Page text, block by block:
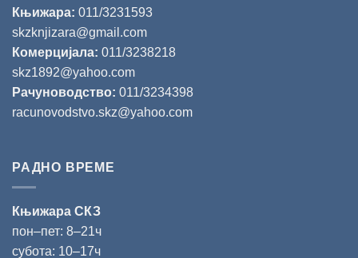
Књижара: 011/3231593
skzknjizara@gmail.com
Комерцијала: 011/3238218
skz1892@yahoo.com
Рачуноводство: 011/3234398
racunovodstvo.skz@yahoo.com
РАДНО ВРЕМЕ
Књижара СКЗ
пон‒пет: 8‒21ч
субота: 10‒17ч